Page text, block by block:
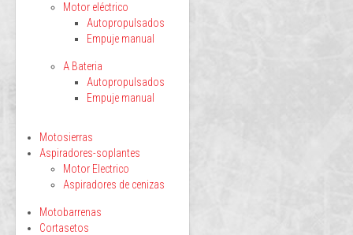
Motor eléctrico
Autopropulsados
Empuje manual
A Bateria
Autopropulsados
Empuje manual
Motosierras
Aspiradores-soplantes
Motor Electrico
Aspiradores de cenizas
Motobarrenas
Cortasetos